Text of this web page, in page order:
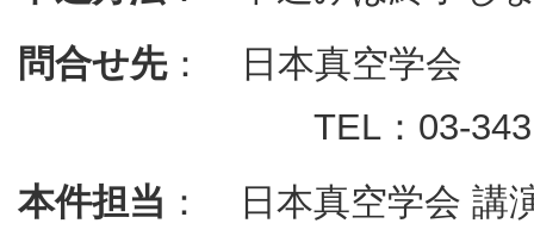
問合せ先： 日本真空学会
TEL：03-3431-4395，
本件担当 ： 日本真空学会